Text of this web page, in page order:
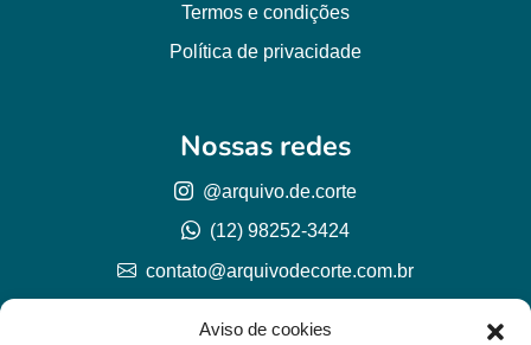
Aviso de cookies
Termos e condições
Política de privacidade
Nossas redes
@arquivo.de.corte
(12) 98252-3424
contato@arquivodecorte.com.br